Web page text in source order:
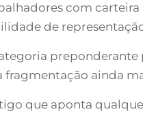
com carteira
de
ainda
que aponta